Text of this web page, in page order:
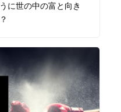
に世の中の富と向き